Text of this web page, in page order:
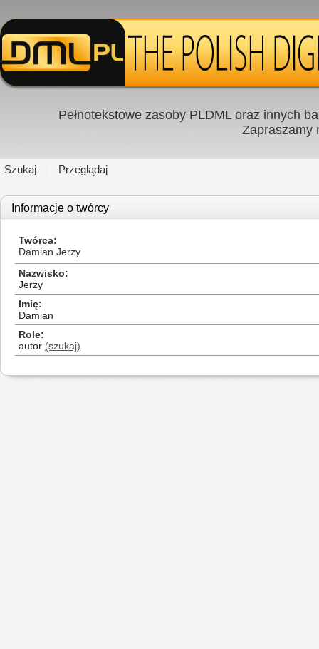
Pełnotekstowe zasoby PLDML oraz innych
Zapraszamy
Szukaj Przeglądaj
Informacje o twórcy
Twórca
Damian Jerzy
Nazwisko
Jerzy
Imię
Damian
Role
autor (szukaj)